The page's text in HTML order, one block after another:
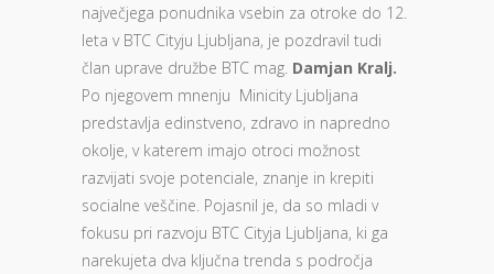
največjega ponudnika vsebin za otroke do 12.
leta v BTC Cityju Ljubljana, je pozdravil tudi
član uprave družbe BTC mag. Damjan Kralj.
Po njegovem mnenju Minicity Ljubljana
predstavlja edinstveno, zdravo in napredno
okolje, v katerem imajo otroci možnost
razvijati svoje potenciale, znanje in krepiti
socialne veščine. Pojasnil je, da so mladi v
fokusu pri razvoju BTC Cityja Ljubljana, ki ga
narekujeta dva ključna trenda s področja